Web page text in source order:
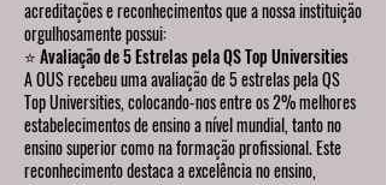
acreditações e reconhecimentos que a nossa instituição
orgulhosamente possui:
⭐ Avaliação de 5 Estrelas pela QS Top Universities
A OUS recebeu uma avaliação de 5 estrelas pela QS
Top Universities, colocando-nos entre os 2% melhores
estabelecimentos de ensino a nível mundial, tanto no
ensino superior como na formação profissional. Este
reconhecimento destaca a excelência no ensino,